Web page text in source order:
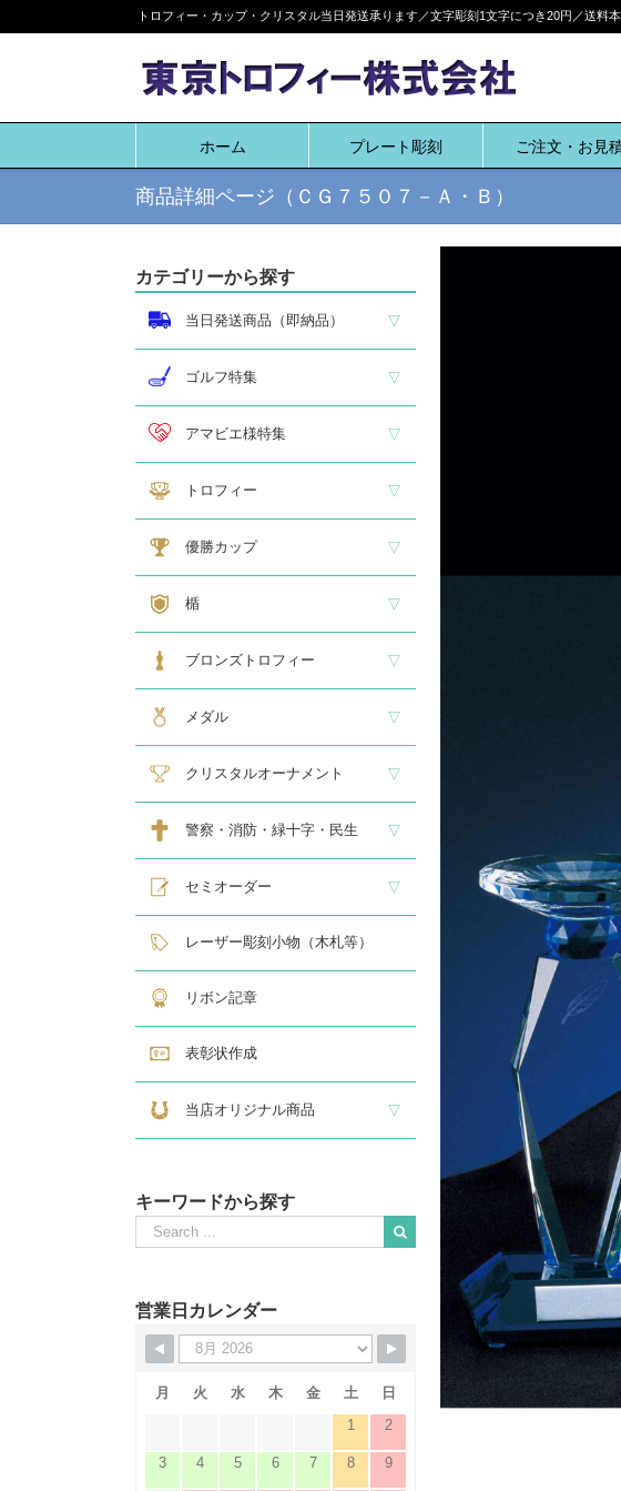
to
トロフィー・カップ・クリスタル当日発送承ります／文字彫刻1文字につき20円／送
ホーム プレート彫刻 ご注文・お見
商品詳細ページ（ＣＧ７５０７－Ａ・Ｂ）
カテゴリーから探す
当日発送商品（即納品）
即納品 トロフィー
即納品 優勝カップ
即納品 クリスタル
即納品 特価品
ゴルフ特集
ホールインワン
ゴルフ専用カップ
ゴルフ専用ブロンズ
ゴルフ専用クリスタル
アマビエ様特集
アマビエ木札
アマビエボールチェーンキーホルダー
アマビエトロフィー
トロフィー
大型トロフィー
中型トロフィー１
中型トロフィー２
小型トロフィー
メダル交換式トロフィー
ペナント優勝カップ
大型・高級カップ
レリーフ交換式カップ
スタンダードカップ
デザインカップ
ゴルフ専用カップ
オニックスカップ
ガラスカップ
カラーカップ
ゴールドカップ
プラスチックカップ
ペナント
楯
スタンダード楯１
スタンダード楯２
スタンダード楯３
ゴルフ・野球・サッカー
その他スポーツ、文化系専用楯
メダル・レリーフ交換式楯
ハローキティ楯
ブロンズトロフィー
スタンダードブロンズ
各種専用ブロンズ
ゴルフ専用ブロンズ
メダル・レリーフ交換式ブロンズ
ハローキティブロンズ
メダル
スタンダードメダル
大きなメダル(70mmφ～)
レリーフ式勲章型メダル
オリジナルメダル
メダルケース
クリスタルオーナメント
スタンダードクリスタル１
スタンダードクリスタル２
ゴルフ専用クリスタル
警察・消防・緑十字・民生
レリーフ交換式各種
民生・緑十字専用楯
自衛隊専用
警察消防関連メダル
セミオーダー
サンドブラスト
レーザー彫刻楯
フルカラーダイレクトプリント
インクジェットプリントエポ
オリジナル木札
レーザー彫刻小物（木札等）
リボン記章
表彰状作成
当店オリジナル商品
キーワードから探す
Search
for:
When autocomplete results are available use up and down arrows to
営業日カレンダー
月 火 水 木 金 土
日
1
2
3 4 5 6 7 8 9